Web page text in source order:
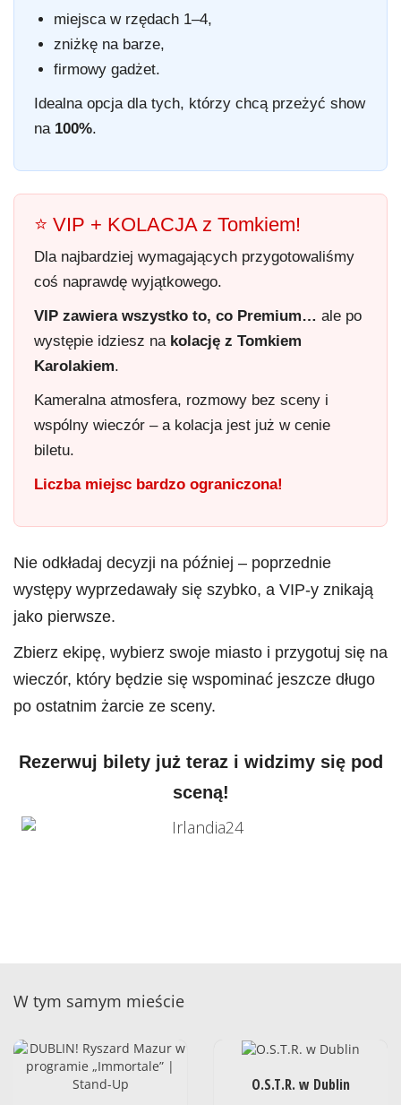
miejsca w rzędach 1–4,
zniżkę na barze,
firmowy gadżet.
Idealna opcja dla tych, którzy chcą przeżyć show
na 100%.
⭐ VIP + KOLACJA z Tomkiem!
Dla najbardziej wymagających przygotowaliśmy
coś naprawdę wyjątkowego.
VIP zawiera wszystko to, co Premium… ale po
występie idziesz na kolację z Tomkiem
Karolakiem.
Kameralna atmosfera, rozmowy bez sceny i
wspólny wieczór – a kolacja jest już w cenie
biletu.
Liczba miejsc bardzo ograniczona!
Nie odkładaj decyzji na później – poprzednie
występy wyprzedawały się szybko, a VIP-y znikają
jako pierwsze.
Zbierz ekipę, wybierz swoje miasto i przygotuj się na
wieczór, który będzie się wspominać jeszcze długo
po ostatnim żarcie ze sceny.
Rezerwuj bilety już teraz i widzimy się pod
sceną!
W tym samym mieście
O.S.T.R. w Dublin